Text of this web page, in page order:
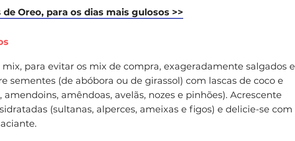
Oreo, para os dias mais gulosos >>
mix, para evitar os mix de compra, exageradamente salgados e
sementes (de abóbora ou de girassol) com lascas de coco e
amendoins, amêndoas, avelãs, nozes e pinhões). Acrescente
(sultanas, alperces, ameixas e figos) e delicie-se com